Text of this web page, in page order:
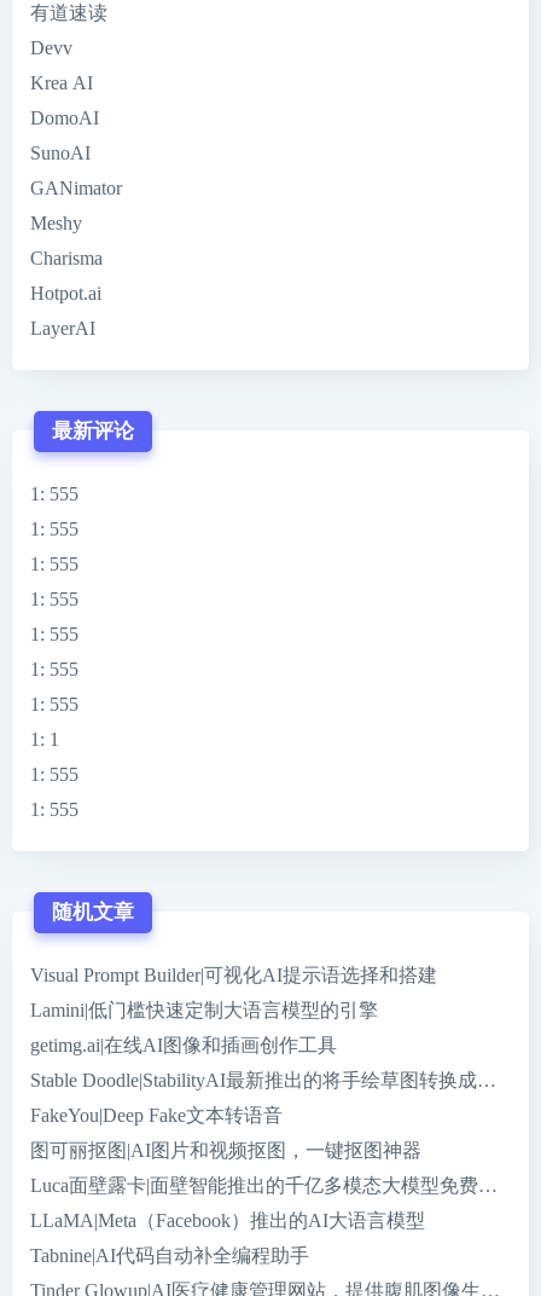
有道速读
Devv
Krea AI
DomoAI
SunoAI
GANimator
Meshy
Charisma
Hotpot.ai
LayerAI
最新评论
1 : 555
1 : 555
1 : 555
1 : 555
1 : 555
1 : 555
1 : 555
1 : 1
1 : 555
1 : 555
随机文章
Visual Prompt Builder|可视化AI提示语选择和搭建
Lamini|低门槛快速定制大语言模型的引擎
getimg.ai|在线AI图像和插画创作工具
Stable Doodle|StabilityAI最新推出的将手绘草图转换成精美
FakeYou|Deep Fake文本转语音
图可丽抠图|AI图片和视频抠图，一键抠图神器
Luca面壁露卡|面壁智能推出的千亿多模态大模型免费智能对
LLaMA|Meta（Facebook）推出的AI大语言模型
Tabnine|AI代码自动补全编程助手
Tinder Glowup|AI医疗健康管理网站，提供腹肌图像生成服务